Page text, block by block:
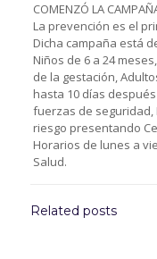
COMENZÓ LA
La prevención es el
Dicha campaña está
Niños de 6 a 24
de la gestación,
hasta 10 días
fuerzas de
riesgo presentando
Horarios de lunes a
Salud.
Related posts